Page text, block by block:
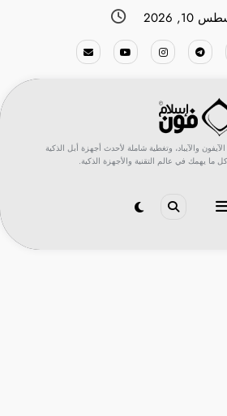
10, 2026
والآيباد، وتغطية شاملة لأحدث أجهزة أبل الذكية
كل ما يهمك في عالم التقنية والأجهزة الذكية.